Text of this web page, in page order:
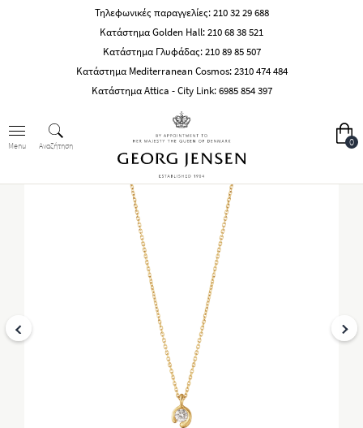
Τηλεφωνικές παραγγελίες:210 32 29 688
Κατάστημα Golden Hall:210 68 38 521
Κατάστημα Γλυφάδας:210 89 85 507
Κατάστημα Mediterranean Cosmos:2310 474 484
Κατάστημα Attica - City Link:6985 854 397
Menu Αναζήτηση 0